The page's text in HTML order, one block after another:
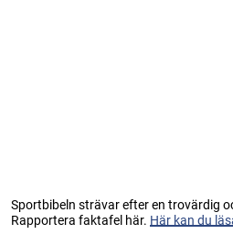
Sportbibeln strävar efter en trovärdig
Rapportera faktafel här. Här kan du